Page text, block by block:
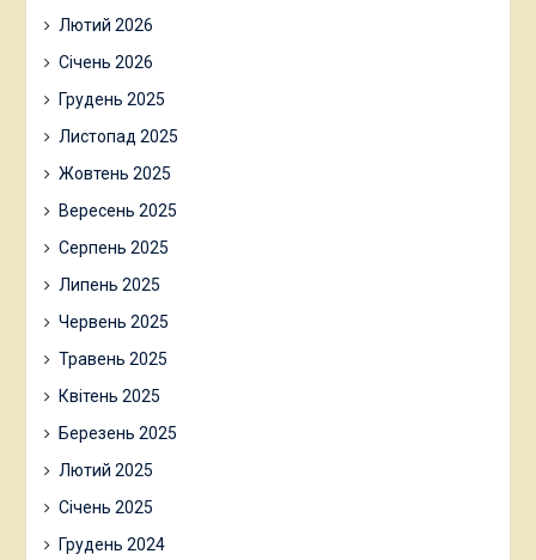
Лютий 2026
Січень 2026
Грудень 2025
Листопад 2025
Жовтень 2025
Вересень 2025
Серпень 2025
Липень 2025
Червень 2025
Травень 2025
Квітень 2025
Березень 2025
Лютий 2025
Січень 2025
Грудень 2024